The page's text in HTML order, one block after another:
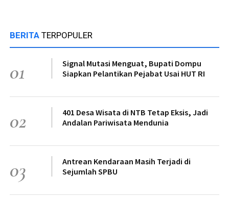
BERITA TERPOPULER
01
Signal Mutasi Menguat, Bupati Dompu
Siapkan Pelantikan Pejabat Usai HUT RI
02
401 Desa Wisata di NTB Tetap Eksis, Jadi
Andalan Pariwisata Mendunia
03
Antrean Kendaraan Masih Terjadi di
Sejumlah SPBU